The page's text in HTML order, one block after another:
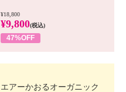
¥18,800
¥9,800(税込)
47%OFF
エアーかおるオーガニック